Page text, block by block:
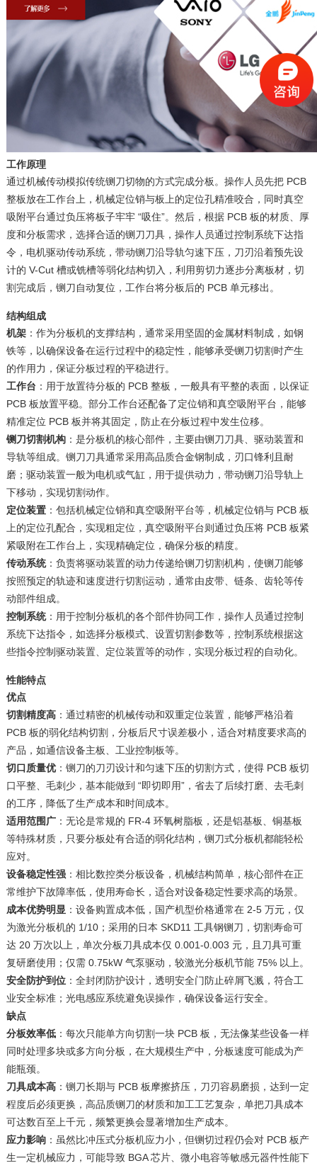
工作原理
通过机械传动模拟传统铡刀切物的方式完成分板。操作人员先把 PCB
整板放在工作台上，机械定位销与板上的定位孔精准咬合，同时真空
吸附平台通过负压将板子牢牢 “吸住”。然后，根据 PCB 板的材质、厚
度和分板需求，选择合适的铡刀刀具，操作人员通过控制系统下达指
令，电机驱动传动系统，带动铡刀沿导轨匀速下压，刀刃沿着预先设
计的 V-Cut 槽或铣槽等弱化结构切入，利用剪切力逐步分离板材，切
割完成后，铡刀自动复位，工作台将分板后的 PCB 单元移出。
结构组成
机架：作为分板机的支撑结构，通常采用坚固的金属材料制成，如钢
铁等，以确保设备在运行过程中的稳定性，能够承受铡刀切割时产生
的作用力，保证分板过程的平稳进行。
工作台 ：用于放置待分板的 PCB 整板，一般具有平整的表面，以保证
PCB 板放置平稳。部分工作台还配备了定位销和真空吸附平台，能够
精准定位 PCB 板并将其固定，防止在分板过程中发生位移。
铡刀切割机构：是分板机的核心部件，主要由铡刀刀具、驱动装置和
导轨等组成。铡刀刀具通常采用高品质合金钢制成，刃口锋利且耐
磨；驱动装置一般为电机或气缸，用于提供动力，带动铡刀沿导轨上
下移动，实现切割动作。
定位装置：包括机械定位销和真空吸附平台等，机械定位销与 PCB 板
上的定位孔配合，实现粗定位，真空吸附平台则通过负压将 PCB 板紧
紧吸附在工作台上，实现精确定位，确保分板的精度。
传动系统：负责将驱动装置的动力传递给铡刀切割机构，使铡刀能够
按照预定的轨迹和速度进行切割运动，通常由皮带、链条、齿轮等传
动部件组成。
控制系统：用于控制分板机的各个部件协同工作，操作人员通过控制
系统下达指令，如选择分板模式、设置切割参数等，控制系统根据这
些指令控制驱动装置、定位装置等的动作，实现分板过程的自动化。
性能特点
优点
切割精度高：通过精密的机械传动和双重定位装置，能够严格沿着
PCB 板的弱化结构切割，分板后尺寸误差极小，适合对精度要求高的
产品，如通信设备主板、工业控制板等。
切口质量优：铡刀的刀刃设计和匀速下压的切割方式，使得 PCB 板切
口平整、毛刺少，基本能做到 “即切即用”，省去了后续打磨、去毛刺
的工序，降低了生产成本和时间成本。
适用范围广：无论是常规的 FR-4 环氧树脂板，还是铝基板、铜基板
等特殊材质，只要分板处有合适的弱化结构，铡刀式分板机都能轻松
应对。
设备稳定性强：相比数控类分板设备，机械结构简单，核心部件在正
常维护下故障率低，使用寿命长，适合对设备稳定性要求高的场景。
成本优势明显 ：设备购置成本低，国产机型价格通常在 2-5 万元，仅
为激光分板机的 1/10；采用的日本 SKD11 工具钢铡刀，切割寿命可
达 20 万次以上，单次分板刀具成本仅 0.001-0.003 元，且刀具可重
复研磨使用；仅需 0.75kW 气泵驱动，较激光分板机节能 75% 以上。
安全防护到位：全封闭防护设计，透明安全门防止碎屑飞溅，符合工
业安全标准；光电感应系统避免误操作，确保设备运行安全。
缺点
分板效率低：每次只能单方向切割一块 PCB 板，无法像某些设备一样
同时处理多块或多方向分板，在大规模生产中，分板速度可能成为产
能瓶颈。
刀具成本高：铡刀长期与 PCB 板摩擦挤压，刀刃容易磨损，达到一定
程度后必须更换，高品质铡刀的材质和加工工艺复杂，单把刀具成本
可达数百至上千元，频繁更换会显著增加生产成本。
应力影响：虽然比冲压式分板机应力小，但铡切过程仍会对 PCB 板产
生一定机械应力，可能导致 BGA 芯片、微小电容等敏感元器件性能下